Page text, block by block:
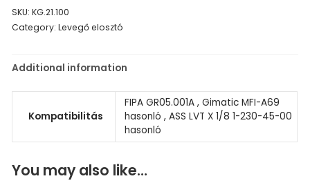
SKU:KG.21.100
Category:Levegő elosztó
Additional information
Kompatibilitás
FIPA GR05.001A , Gimatic MFI-A69
hasonló , ASS LVT X 1/8 1-230-45-00
hasonló
You may also like…